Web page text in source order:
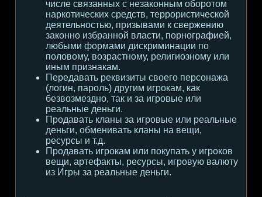
числе связанных с незаконным оборотом
наркотических средств, террористической
деятельностью, призывами к свержению
законно избранной власти, порнографией,
любыми формами дискриминации по
половому, возрастному, религиозному или
иным признакам.
Передавать реквизиты своего персонажа
(логин, пароль) другим игрокам, как
безвозмездно, так и за игровые или
реальные деньги.
Продавать кланы за игровые или реальные
деньги, обменивать кланы на вещи,
ресурсы и т.д.
Продавать игрокам или покупать у игроков
вещи, артефакты, ресурсы, игровую валюту
из Игры за реальные деньги.